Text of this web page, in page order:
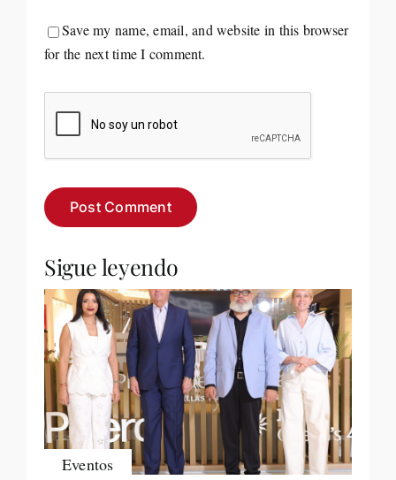
Save my name, email, and website in this browser
for the next time I comment.
Sigue leyendo
Eventos